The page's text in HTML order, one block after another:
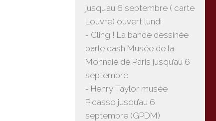
jusqu’au 6 septembre ( carte
Louvre) ouvert lundi
- Cling ! La bande dessinée
parle cash Musée de la
Monnaie de Paris jusqu’au 6
septembre
- Henry Taylor musée
Picasso jusqu’au 6
septembre (GPDM)